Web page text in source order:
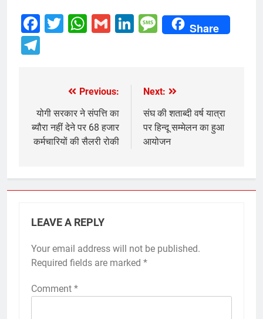
Facebook
Twitter
WhatsApp
GmailLinkedIn
Message
Share
navigation
Previous:
योगी सरकार ने संपत्ति का
ब्यौरा नहीं देने पर 68 हजार
कर्मचारियों की सैलरी रोकी
Next:
संघ की शताब्दी वर्ष यात्रा
पर हिन्दू सम्मेलन का हुआ
आयोजन
LEAVE A REPLY
Your email address will not be published.
Required fields are marked *
Comment *